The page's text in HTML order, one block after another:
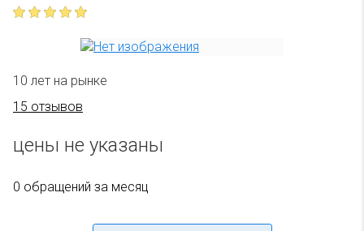
10 лет на рынке
15 отзывов
цены не указаны
0 обращений за месяц